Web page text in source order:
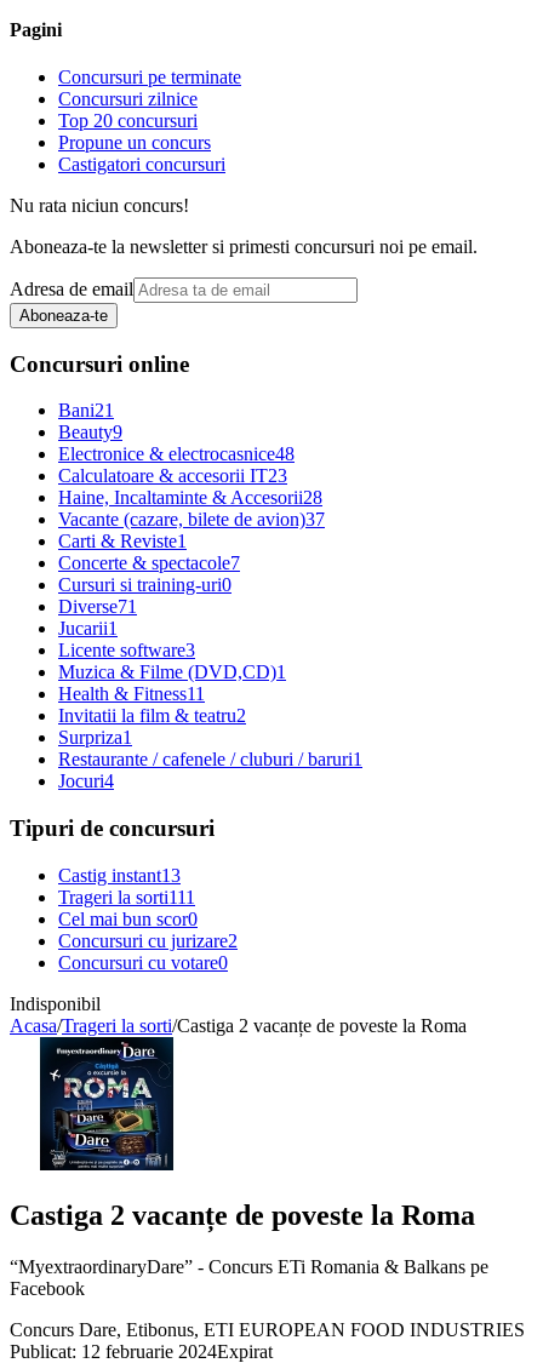
Pagini
Concursuri pe terminate
Concursuri zilnice
Top 20 concursuri
Propune un concurs
Castigatori concursuri
Nu rata niciun concurs!
Aboneaza-te la newsletter si primesti concursuri noi pe email.
Adresa de email
Aboneaza-te
Concursuri online
Bani21
Beauty9
Electronice & electrocasnice48
Calculatoare & accesorii IT23
Haine, Incaltaminte & Accesorii28
Vacante (cazare, bilete de avion)37
Carti & Reviste1
Concerte & spectacole7
Cursuri si training-uri0
Diverse71
Jucarii1
Licente software3
Muzica & Filme (DVD,CD)1
Health & Fitness11
Invitatii la film & teatru2
Surpriza1
Restaurante / cafenele / cluburi / baruri1
Jocuri4
Tipuri de concursuri
Castig instant13
Trageri la sorti111
Cel mai bun scor0
Concursuri cu jurizare2
Concursuri cu votare0
Indisponibil
Acasa/Trageri la sorti/Castiga 2 vacanțe de poveste la Roma
Castiga 2 vacanțe de poveste la Roma
“MyextraordinaryDare” - Concurs ETi Romania & Balkans pe
Facebook
Concurs Dare, Etibonus, ETI EUROPEAN FOOD INDUSTRIES
Publicat: 12 februarie 2024Expirat